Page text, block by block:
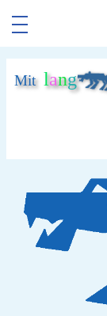
Mit lang